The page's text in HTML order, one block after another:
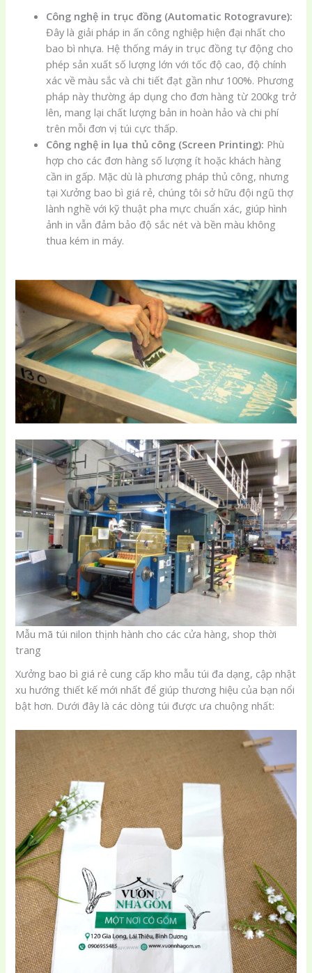
Công nghệ in trục đồng (Automatic Rotogravure):
Đây là giải pháp in ấn công nghiệp hiện đại nhất cho
bao bì nhựa. Hệ thống máy in trục đồng tự động cho
phép sản xuất số lượng lớn với tốc độ cao, độ chính
xác về màu sắc và chi tiết đạt gần như 100%. Phương
pháp này thường áp dụng cho đơn hàng từ 200kg trở
lên, mang lại chất lượng bản in hoàn hảo và chi phí
trên mỗi đơn vị túi cực thấp.
Công nghệ in lụa thủ công (Screen Printing): Phù
hợp cho các đơn hàng số lượng ít hoặc khách hàng
cần in gấp. Mặc dù là phương pháp thủ công, nhưng
tại Xưởng bao bì giá rẻ, chúng tôi sở hữu đội ngũ thợ
lành nghề với kỹ thuật pha mực chuẩn xác, giúp hình
ảnh in vẫn đảm bảo độ sắc nét và bền màu không
thua kém in máy.
Mẫu mã túi nilon thịnh hành cho các cửa hàng, shop thời
trang
Xưởng bao bì giá rẻ cung cấp kho mẫu túi đa dạng, cập nhật
xu hướng thiết kế mới nhất để giúp thương hiệu của bạn nổi
bật hơn. Dưới đây là các dòng túi được ưa chuộng nhất: